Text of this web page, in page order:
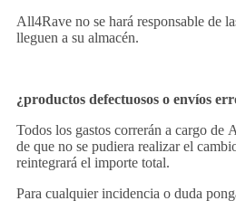
All4Rave no se hará responsable de
lleguen a su almacén.
¿productos defectuosos o envíos
Todos los gastos correrán a cargo de
de que no se pudiera realizar el
reintegrará el importe total.
Para cualquier incidencia o duda